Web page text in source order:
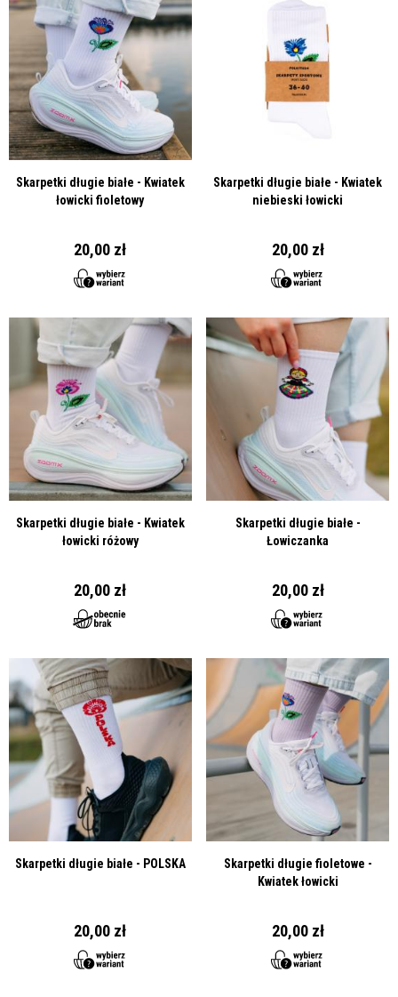
Skarpetki długie białe - Kwiatek
łowicki fioletowy
20,00 zł
Skarpetki długie białe - Kwiatek
niebieski łowicki
20,00 zł
Skarpetki długie białe - Kwiatek
łowicki różowy
20,00 zł
Skarpetki długie białe -
Łowiczanka
20,00 zł
Skarpetki długie białe - POLSKA
20,00 zł
Skarpetki długie fioletowe -
Kwiatek łowicki
20,00 zł